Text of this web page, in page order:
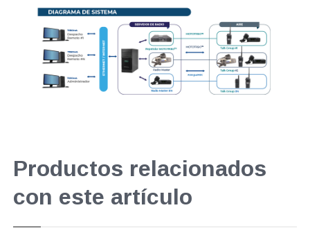
Productos relacionados
con este artículo